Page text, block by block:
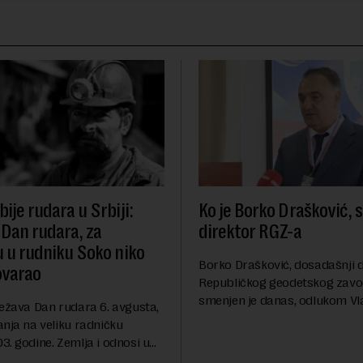
rudara u Srbiji:
rudara, za
rudniku Soko niko
Dan rudara 6. avgusta,
na veliku radničku
godine. Zemlja i odnosi u
Ko je Borko Drašković,
direktor RGZ-a
Borko Drašković, dosadašnji
Republičkog geodetskog
smenjen je danas, odlukom